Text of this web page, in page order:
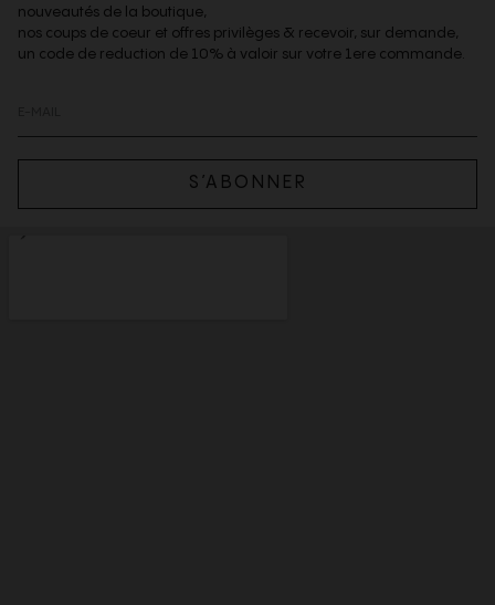
nouveautés de la boutique,
nos coups de coeur et offres privilèges & recevoir, sur demande,
un code de reduction de 10% à valoir sur votre 1ere commande.
S’ABONNER